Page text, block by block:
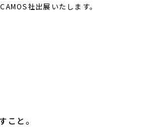
社出展いたします。
こと。